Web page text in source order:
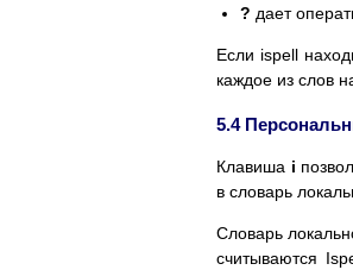
? дает
Если ispell
каждое из слов
5.4
Клавиша i
в словарь
Словарь
считываются